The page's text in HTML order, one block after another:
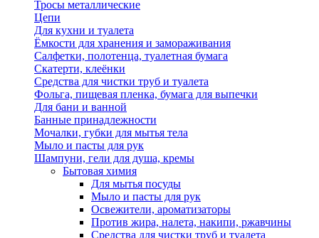
Тросы металлические
Цепи
Для кухни и туалета
Ёмкости для хранения и замораживания
Салфетки, полотенца, туалетная бумага
Скатерти, клеёнки
Средства для чистки труб и туалета
Фольга, пищевая пленка, бумага для выпечки
Для бани и ванной
Банные принадлежности
Мочалки, губки для мытья тела
Мыло и пасты для рук
Шампуни, гели для душа, кремы
Бытовая химия
Для мытья посуды
Мыло и пасты для рук
Освежители, ароматизаторы
Против жира, налета, накипи, ржавчины
Средства для чистки труб и туалета